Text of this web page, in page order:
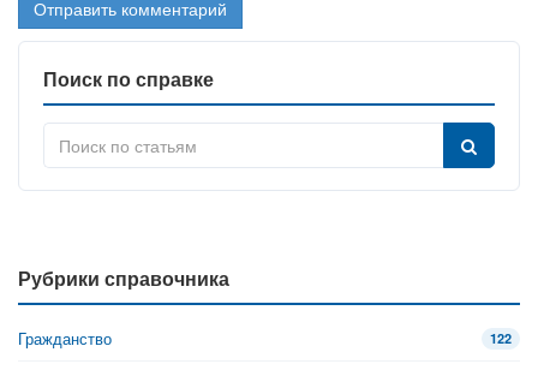
Поиск по справке
Рубрики справочника
Гражданство 122